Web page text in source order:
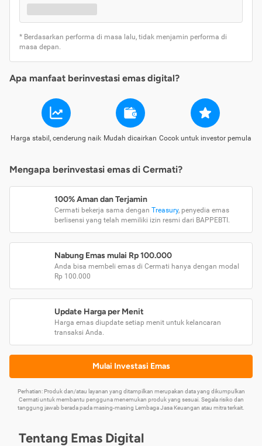
* Berdasarkan performa di masa lalu, tidak menjamin performa di
masa depan.
Apa manfaat berinvestasi emas digital?
Harga stabil, cenderung naik Mudah dicairkan Cocok untuk investor pemula
Mengapa berinvestasi emas di Cermati?
100% Aman dan Terjamin
Cermati bekerja sama dengan Treasury, penyedia emas
berlisensi yang telah memiliki izin resmi dari BAPPEBTI.
Nabung Emas mulai Rp 100.000
Anda bisa membeli emas di Cermati hanya dengan modal
Rp 100.000
Update Harga per Menit
Harga emas diupdate setiap menit untuk kelancaran
transaksi Anda.
Mulai Investasi Emas
Perhatian: Produk dan/atau layanan yang ditampilkan merupakan data yang dikumpulkan
Cermati untuk membantu pengguna menemukan produk yang sesuai. Segala risiko dan
tanggung jawab berada pada masing-masing Lembaga Jasa Keuangan atau mitra terkait.
Tentang Emas Digital